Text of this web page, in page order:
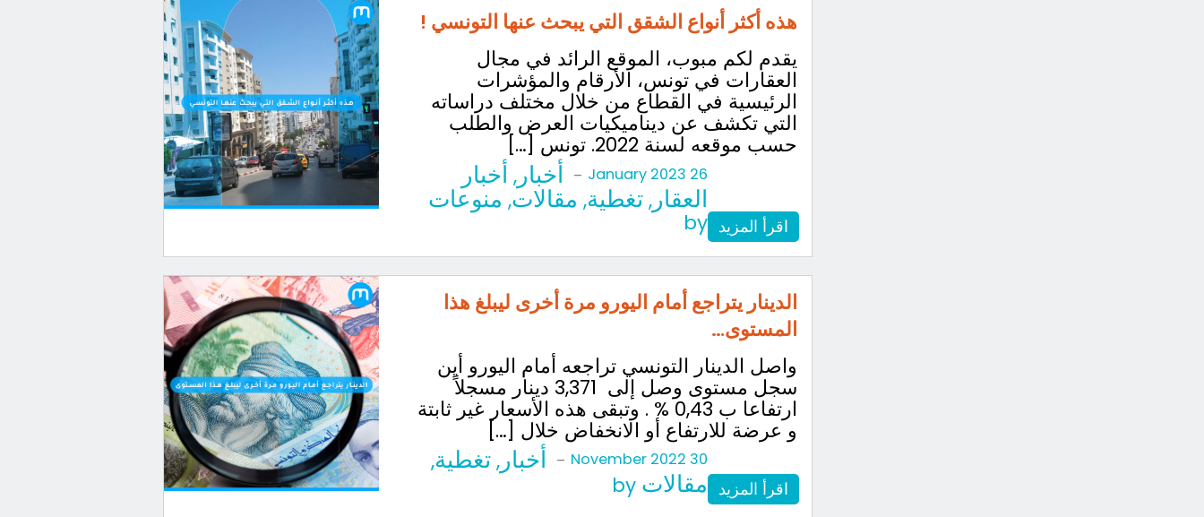
هذه أكثر أنواع الشقق التي يبحث عنها التونسي !
يقدم لكم مبوب، الموقع الرائد في مجال
العقارات في تونس، الأرقام والمؤشرات
الرئيسية في القطاع من خلال مختلف دراساته
التي تكشف عن ديناميكيات العرض والطلب
حسب موقعه لسنة 2022. تونس […]
اقرأ المزيد
26 January 2023
- أخبار, أخبار
العقار,تغطية, مقالات, منوعات
by
الدينار يتراجع أمام اليورو مرة أخرى ليبلغ هذا
المستوى…
واصل الدينار التونسي تراجعه أمام اليورو أين
سجل مستوى وصل إلى 3,371 دينار مسجلاً
ارتفاعا ب 0,43 % . وتبقى هذه الأسعار غير ثابتة
و عرضة للارتفاع أو الانخفاض خلال […]
اقرأ المزيد
30 November 2022
- أخبار,تغطية,
مقالات by